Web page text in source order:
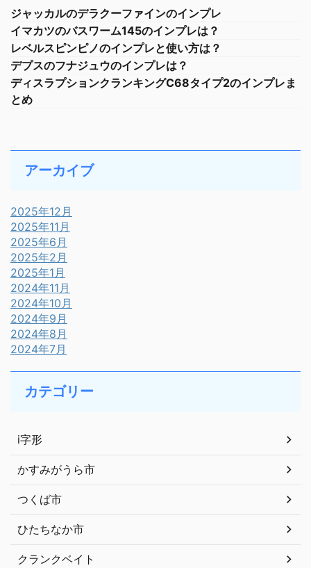
ジャッカルのデラクーファインのインプレ
イマカツのバスワーム145のインプレは？
レベルスピンピノのインプレと使い方は？
デプスのフナジュウのインプレは？
ディスラプションクランキングC68タイプ2のインプレま
とめ
アーカイブ
2025年12月
2025年11月
2025年6月
2025年2月
2025年1月
2024年11月
2024年10月
2024年9月
2024年8月
2024年7月
カテゴリー
i字形
かすみがうら市
つくば市
ひたちなか市
クランクベイト